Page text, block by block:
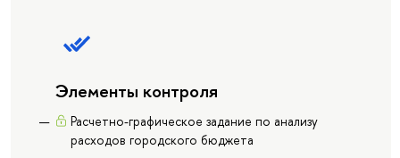
Элементы контроля
Расчетно-графическое задание по анализу
расходов городского бюджета